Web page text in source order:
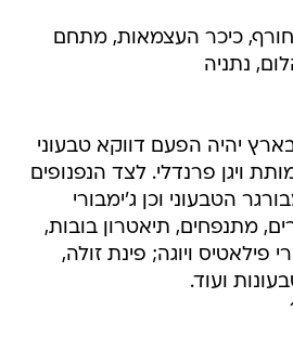
כיכר העצמאות, מתחם
נתניה
יהיה הפעם דווקא טבעוני
ויגן פרנדלי. לצד הנפנופים
הטבעוני וכן ג'ימבורי
מתנפחים, תיאטרון בובות,
פילאטיס ויוגה; פינת זולה,
ועוד.